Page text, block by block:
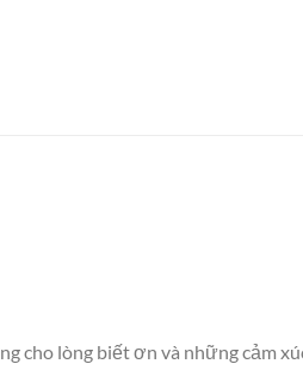
cho lòng biết ơn và những cảm